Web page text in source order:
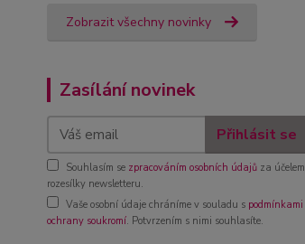
Zobrazit všechny novinky
Zasílání novinek
Přihlásit se
Souhlasím se zpracováním osobních údajů za účelem
rozesílky newsletteru.
Vaše osobní údaje chráníme v souladu s podmínkami
ochrany soukromí. Potvrzením s nimi souhlasíte.